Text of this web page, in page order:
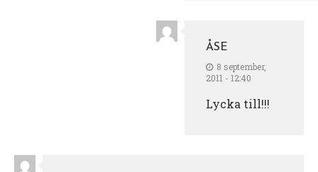
ÅSE
8 september,
2011 - 12:40
Lycka till!!!